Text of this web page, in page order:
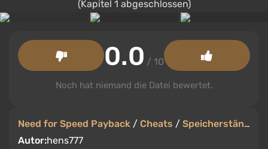
Need for Speed Payback / Cheats / Speicherstände
Autor:hens777
0.0 / 10
Noch hat niemand die Datei bewertet.